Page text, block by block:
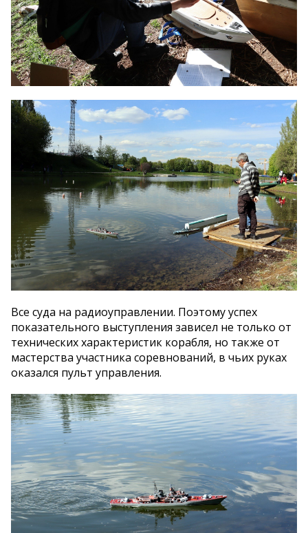
Все суда на радиоуправлении. Поэтому успех
показательного выступления зависел не только от
технических характеристик корабля, но также от
мастерства участника соревнований, в чьих руках
оказался пульт управления.